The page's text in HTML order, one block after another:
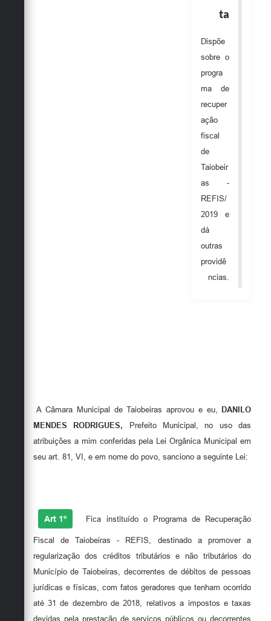
ta
Dispõe
sobre o
progra
ma de
recuper
ação
fiscal
de
Taiobeir
as -
REFIS/
2019 e
dá
outras
providê
ncias.
A Câmara Municipal de Taiobeiras aprovou e eu, DANILO
MENDES RODRIGUES,
Prefeito Municipal, no uso das
atribuições a mim conferidas pela Lei Orgânica Municipal em
seu art. 81, VI, e em nome do povo, sanciono a seguinte Lei:
Art 1º Fica instituído o Programa de Recuperação
Fiscal de Taiobeiras - REFIS, destinado a promover a
regularização dos créditos tributários e não tributários do
Município de Taiobeiras, decorrentes de débitos de pessoas
jurídicas e físicas, com fatos geradores que tenham ocorrido
até 31 de dezembro de 2018, relativos a impostos e taxas
devidas pela prestação de serviços públicos ou decorrentes